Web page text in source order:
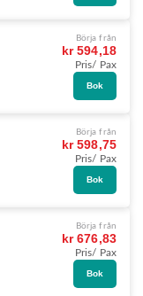
Börja från
kr 594,18
Pris/ Pax
Bok
Börja från
kr 598,75
Pris/ Pax
Bok
Börja från
kr 676,83
Pris/ Pax
Bok